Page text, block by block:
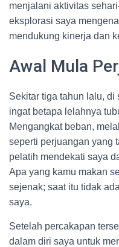
menjalani aktivitas
eksplorasi saya
mendukung kinerja dan
Awal Mula
Sekitar tiga tahun lalu, di
ingat betapa lelahnya
Mengangkat beban,
seperti perjuangan yang
pelatih mendekati saya
Apa yang kamu makan
sejenak; saat itu tidak
saya.
Setelah percakapan
dalam diri saya untuk